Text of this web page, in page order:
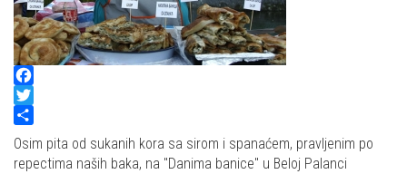
Facebook
Twitter
Share
Osim pita od sukanih kora sa sirom i spanaćem, pravljenim po
repectima naših baka, na "Danima banice" u Beloj Palanci